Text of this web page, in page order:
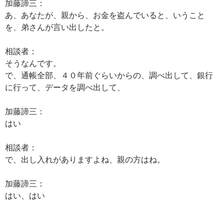
加藤諦三：
あ、あなたが、親から、お金を盗んでいると、いうこと
を、弟さんが言い出したと。
相談者：
そうなんです。
で、通帳全部、４０年前ぐらいからの、調べ出して、銀行
に行って、データを調べ出して、
加藤諦三：
はい
相談者：
で、出し入れがありますよね、親の方はね。
加藤諦三：
はい、はい